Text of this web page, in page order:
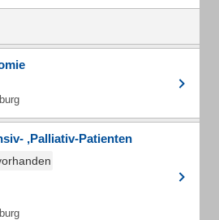
,Palliativ-Patienten